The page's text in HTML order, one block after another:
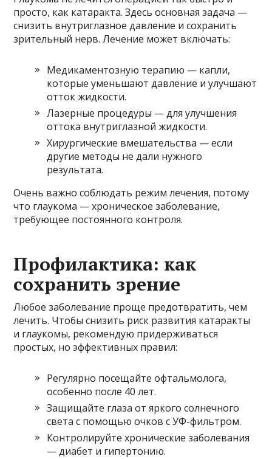
просто, как катаракта. Здесь основная задача —
снизить внутриглазное давление и сохранить
зрительный нерв. Лечение может включать:
Медикаментозную терапию — капли,
которые уменьшают давление и улучшают
отток жидкости.
Лазерные процедуры — для улучшения
оттока внутриглазной жидкости.
Хирургические вмешательства — если
другие методы не дали нужного
результата.
Очень важно соблюдать режим лечения, потому
что глаукома — хроническое заболевание,
требующее постоянного контроля.
Профилактика: как
сохранить зрение
Любое заболевание проще предотвратить, чем
лечить. Чтобы снизить риск развития катаракты
и глаукомы, рекомендую придерживаться
простых, но эффективных правил:
Регулярно посещайте офтальмолога,
особенно после 40 лет.
Защищайте глаза от яркого солнечного
света с помощью очков с УФ-фильтром.
Контролируйте хронические заболевания
— диабет и гипертонию.